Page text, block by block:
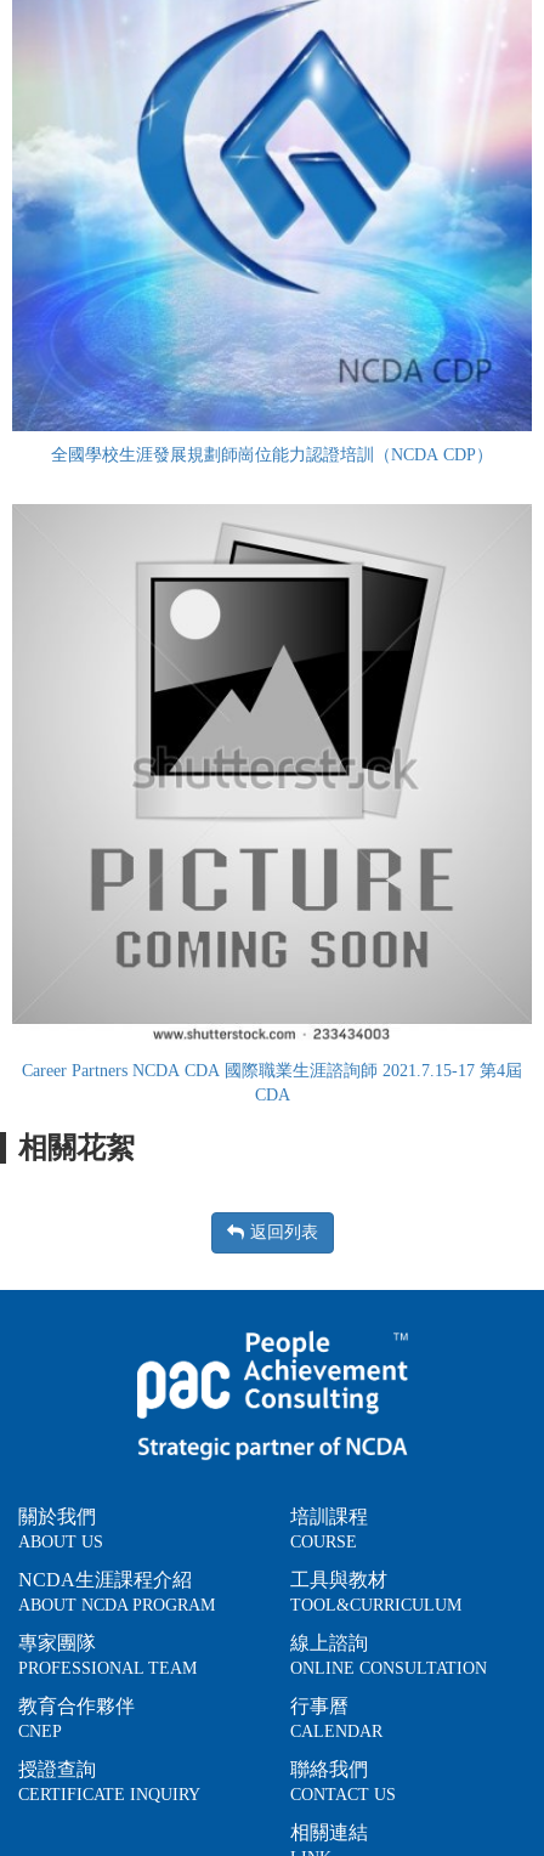
全國學校生涯發展規劃師崗位能力認證培訓（NCDA CDP）
Career Partners NCDA CDA 國際職業生涯諮詢師 2021.7.15-17 第4屆
CDA
相關花絮
返回列表
關於我們
ABOUT US
NCDA生涯課程介紹
ABOUT NCDA PROGRAM
專家團隊
PROFESSIONAL TEAM
教育合作夥伴
CNEP
授證查詢
CERTIFICATE INQUIRY
培訓課程
COURSE
工具與教材
TOOL&CURRICULUM
線上諮詢
ONLINE CONSULTATION
行事曆
CALENDAR
聯絡我們
CONTACT US
相關連結